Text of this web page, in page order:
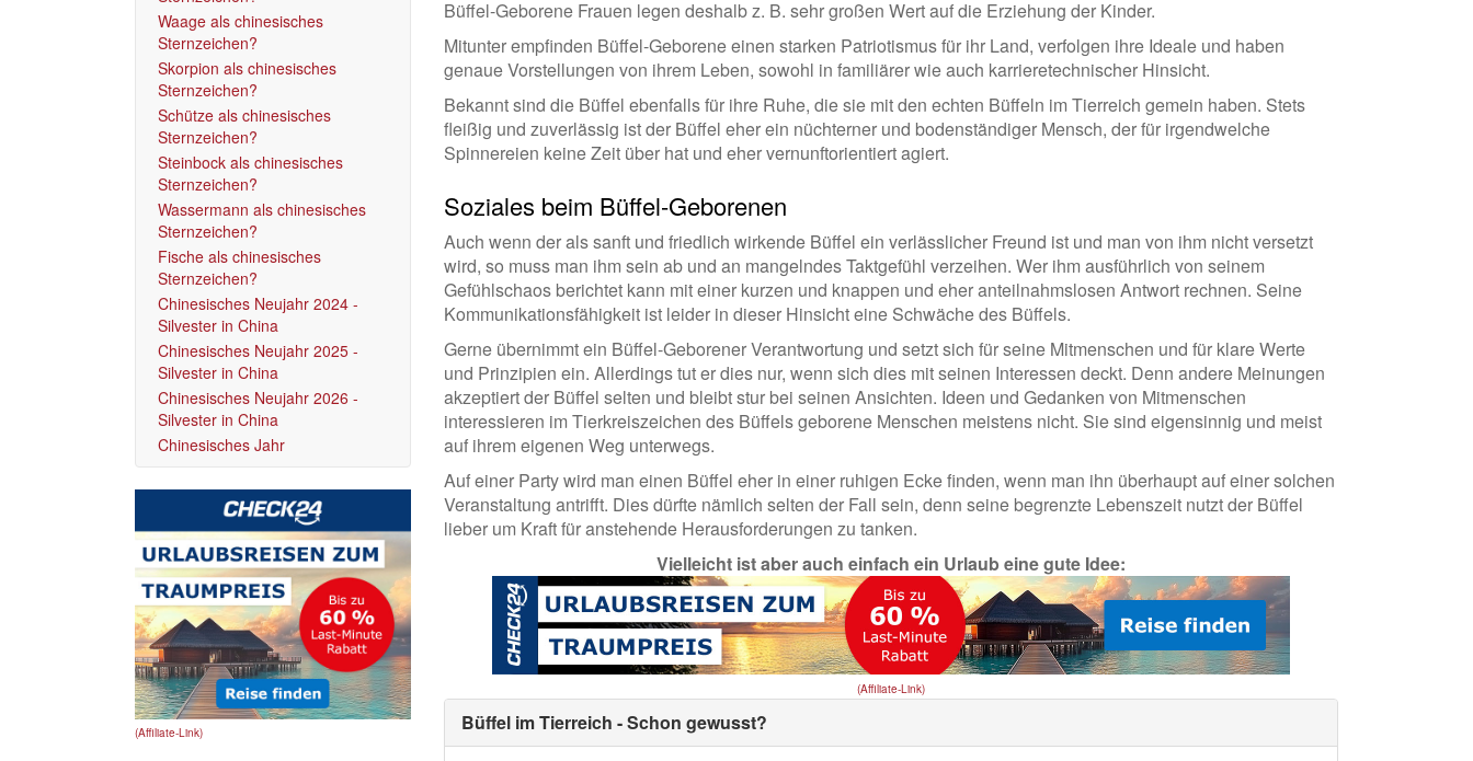
Waage als chinesisches
Sternzeichen?
Skorpion als chinesisches
Sternzeichen?
Schütze als chinesisches
Sternzeichen?
Steinbock als chinesisches
Sternzeichen?
Wassermann als chinesisches
Sternzeichen?
Fische als chinesisches
Sternzeichen?
Chinesisches Neujahr 2024 -
Silvester in China
Chinesisches Neujahr 2025 -
Silvester in China
Chinesisches Neujahr 2026 -
Silvester in China
Chinesisches Jahr
(Affiliate-Link)
Büffel-Geborene Frauen legen deshalb z. B. sehr großen Wert auf die Erziehung der Kinder.
Mitunter empfinden Büffel-Geborene einen starken Patriotismus für ihr Land, verfolgen ihre Ideale und haben
genaue Vorstellungen von ihrem Leben, sowohl in familiärer wie auch karrieretechnischer Hinsicht.
Bekannt sind die Büffel ebenfalls für ihre Ruhe, die sie mit den echten Büffeln im Tierreich gemein haben. Stets
fleißig und zuverlässig ist der Büffel eher ein nüchterner und bodenständiger Mensch, der für irgendwelche
Spinnereien keine Zeit über hat und eher vernunftorientiert agiert.
Soziales beim Büffel-Geborenen
Auch wenn der als sanft und friedlich wirkende Büffel ein verlässlicher Freund ist und man von ihm nicht versetzt
wird, so muss man ihm sein ab und an mangelndes Taktgefühl verzeihen. Wer ihm ausführlich von seinem
Gefühlschaos berichtet kann mit einer kurzen und knappen und eher anteilnahmslosen Antwort rechnen. Seine
Kommunikationsfähigkeit ist leider in dieser Hinsicht eine Schwäche des Büffels.
Gerne übernimmt ein Büffel-Geborener Verantwortung und setzt sich für seine Mitmenschen und für klare Werte
und Prinzipien ein. Allerdings tut er dies nur, wenn sich dies mit seinen Interessen deckt. Denn andere Meinungen
akzeptiert der Büffel selten und bleibt stur bei seinen Ansichten. Ideen und Gedanken von Mitmenschen
interessieren im Tierkreiszeichen des Büffels geborene Menschen meistens nicht. Sie sind eigensinnig und meist
auf ihrem eigenen Weg unterwegs.
Auf einer Party wird man einen Büffel eher in einer ruhigen Ecke finden, wenn man ihn überhaupt auf einer solchen
Veranstaltung antrifft. Dies dürfte nämlich selten der Fall sein, denn seine begrenzte Lebenszeit nutzt der Büffel
lieber um Kraft für anstehende Herausforderungen zu tanken.
Vielleicht ist aber auch einfach ein Urlaub eine gute Idee:
(Affiliate-Link)
Büffel im Tierreich - Schon gewusst?